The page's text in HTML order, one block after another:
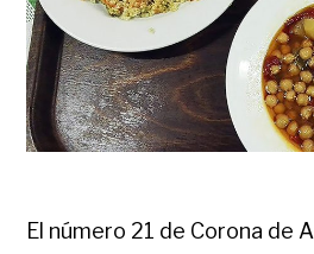
El número 21 de Corona de